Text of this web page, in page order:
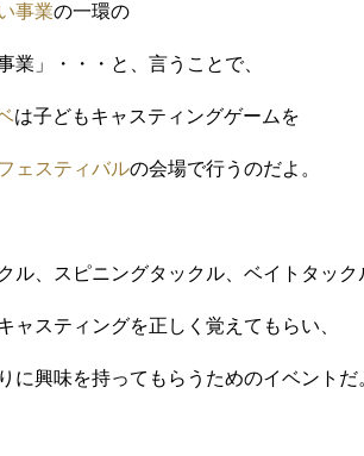
事業の一環の
業」・・・と、言うことで、
は子どもキャスティングゲームを
ェスティバルの会場で行うのだよ。
ル、スピニングタックル、ベイトタック
ャスティングを正しく覚えてもらい、
に興味を持ってもらうためのイベントだ